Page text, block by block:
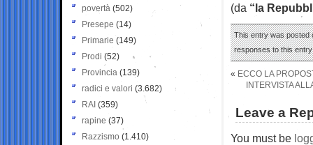
(da “la
This entry was posted
responses to this
« ECCO LA
INTERVISTA
Leave a
You must be
povertà (502)
Presepe (14)
Primarie (149)
Prodi (52)
Provincia (139)
radici e valori (3.682)
RAI (359)
rapine (37)
Razzismo (1.410)